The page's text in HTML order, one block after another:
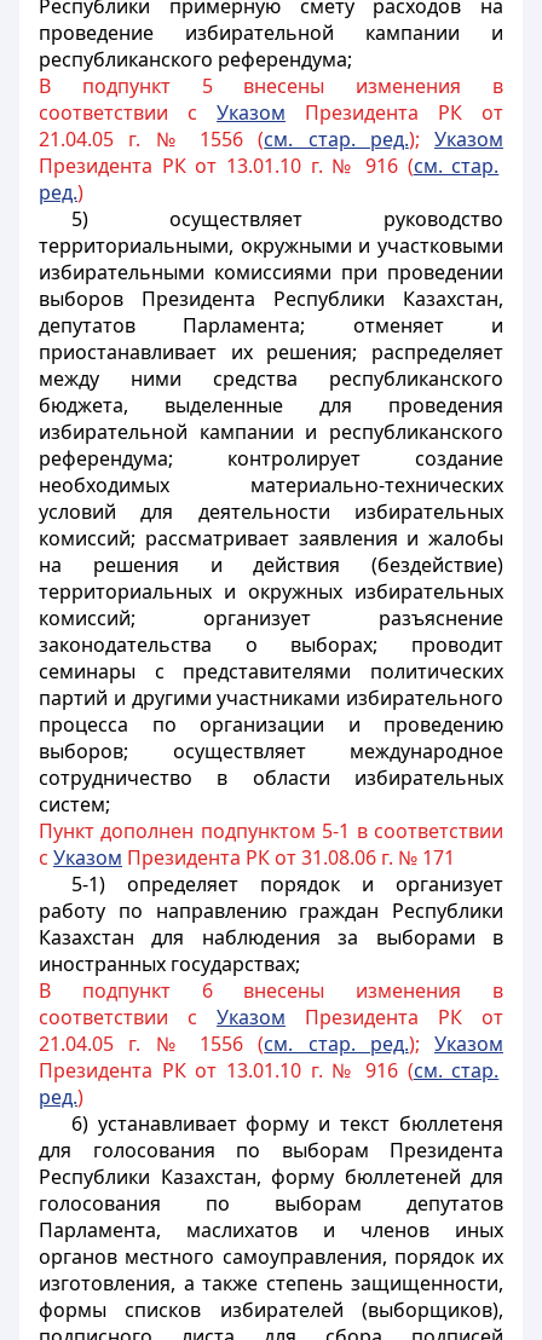
Республики примерную смету расходов на
проведение избирательной кампании и
республиканского референдума;
В подпункт 5 внесены изменения в
соответствии с Указом Президента РК от
21.04.05 г. № 1556 (см. стар. ред.); Указом
Президента РК от 13.01.10 г. № 916 (см. стар.
ред.)
5) осуществляет руководство
территориальными, окружными и участковыми
избирательными комиссиями при проведении
выборов Президента Республики Казахстан,
депутатов Парламента; отменяет и
приостанавливает их решения; распределяет
между ними средства республиканского
бюджета, выделенные для проведения
избирательной кампании и республиканского
референдума; контролирует создание
необходимых материально-технических
условий для деятельности избирательных
комиссий; рассматривает заявления и жалобы
на решения и действия (бездействие)
территориальных и окружных избирательных
комиссий; организует разъяснение
законодательства о выборах;
проводит
семинары с представителями политических
партий и другими участниками избирательного
процесса по организации и проведению
выборов; осуществляет международное
сотрудничество в области избирательных
систем;
Пункт дополнен подпунктом 5-1 в соответствии
с Указом Президента РК от 31.08.06 г. № 171
5-1) определяет порядок и организует
работу по направлению граждан Республики
Казахстан для наблюдения за выборами в
иностранных государствах;
В подпункт 6 внесены изменения в
соответствии с Указом Президента РК от
21.04.05 г. № 1556 (см. стар. ред.); Указом
Президента РК от 13.01.10 г. № 916 (см. стар.
ред.)
6) устанавливает форму и текст бюллетеня
для голосования по выборам Президента
Республики Казахстан, форму бюллетеней для
голосования по выборам депутатов
Парламента, маслихатов и членов иных
органов местного самоуправления, порядок их
изготовления, а также степень защищенности,
формы списков избирателей (выборщиков),